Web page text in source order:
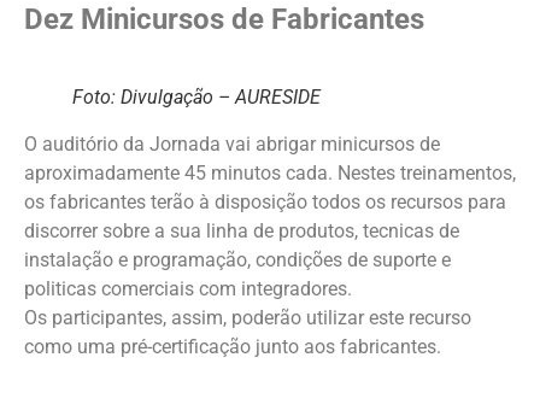
Dez Minicursos de Fabricantes
Foto: Divulgação – AURESIDE
O auditório da Jornada vai abrigar minicursos de
aproximadamente 45 minutos cada. Nestes treinamentos,
os fabricantes terão à disposição todos os recursos para
discorrer sobre a sua linha de produtos, tecnicas de
instalação e programação, condições de suporte e
politicas comerciais com integradores.
Os participantes, assim, poderão utilizar este recurso
como uma pré-certificação junto aos fabricantes.